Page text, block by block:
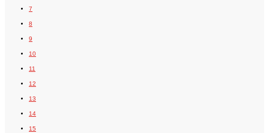
7
8
9
10
11
12
13
14
15